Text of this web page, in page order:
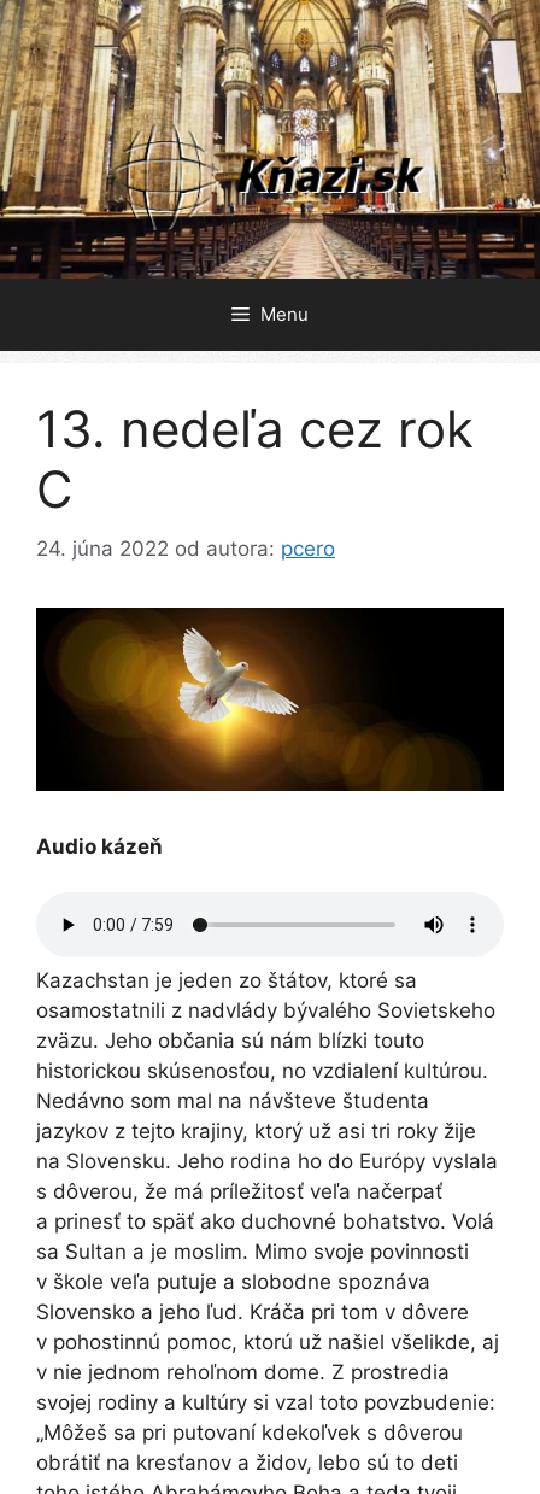
Preskočiť
na
obsah
Menu
13. nedeľa cez rok
C
24. júna 2022 od autora: pcero
Audio kázeň
Kazachstan je jeden zo štátov, ktoré sa
osamostatnili z nadvlády bývalého Sovietskeho
zväzu. Jeho občania sú nám blízki touto
historickou skúsenosťou, no vzdialení kultúrou.
Nedávno som mal na návšteve študenta
jazykov z tejto krajiny, ktorý už asi tri roky žije
na Slovensku. Jeho rodina ho do Európy vyslala
s dôverou, že má príležitosť veľa načerpať
a prinesť to späť ako duchovné bohatstvo. Volá
sa Sultan a je moslim. Mimo svoje povinnosti
v škole veľa putuje a slobodne spoznáva
Slovensko a jeho ľud. Kráča pri tom v dôvere
v pohostinnú pomoc, ktorú už našiel všelikde, aj
v nie jednom rehoľnom dome. Z prostredia
svojej rodiny a kultúry si vzal toto povzbudenie:
„Môžeš sa pri putovaní kdekoľvek s dôverou
obrátiť na kresťanov a židov, lebo sú to deti